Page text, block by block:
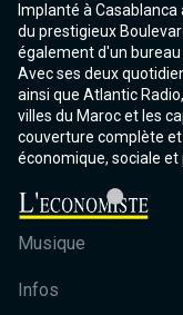
Implanté à
du prestigieux
également d'un
Avec ses deux
ainsi que Atlantic
villes du Maroc et les
couverture complète
économique, sociale
Musique
Infos